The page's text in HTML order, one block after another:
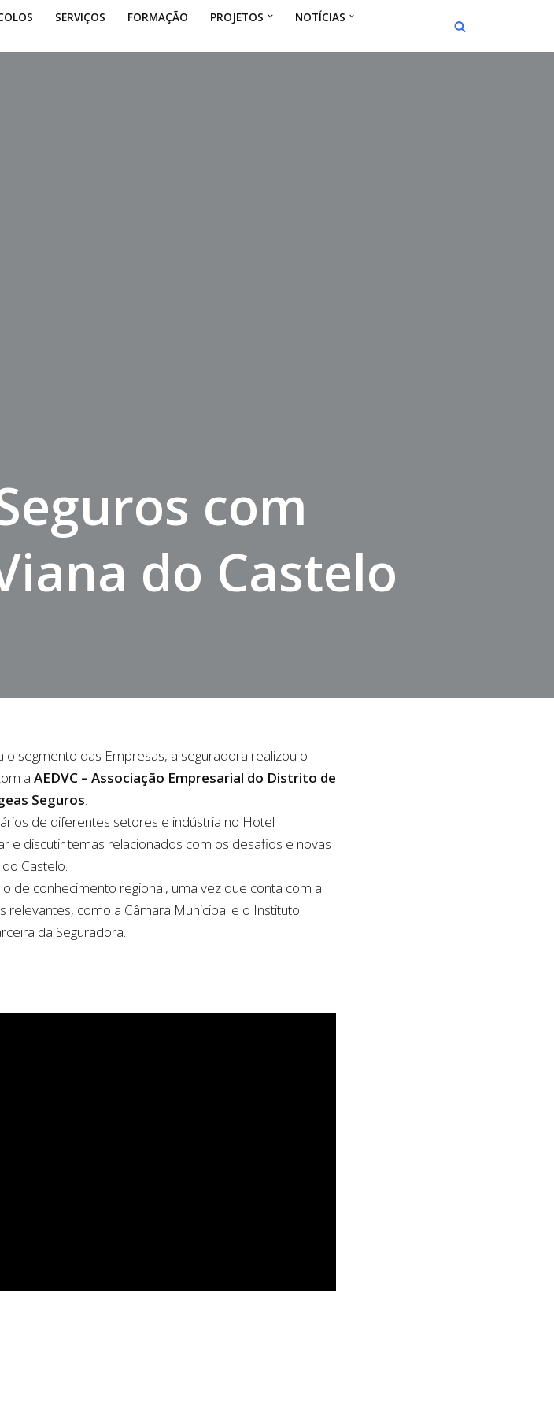
SERVIÇOS FORMAÇÃO PROJETOS
NOTÍCIAS
com
do Castelo
o segmento das Empresas, a seguradora realizou o
a AEDVC – Associação Empresarial do Distrito de
Seguros.
de diferentes setores e indústria no Hotel
e discutir temas relacionados com os desafios e novas
Castelo.
de conhecimento regional, uma vez que conta com a
como a Câmara Municipal e o Instituto
da Seguradora.